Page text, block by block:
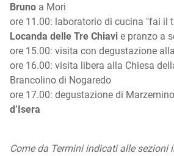
Bruno a Mori
ore 11.00: laboratorio di cucina "fai il
Locanda delle Tre Chiavi e pranzo a
ore 15.00: visita con degustazione alla
ore 16.00: visita libera alla Chiesa
Brancolino di Nogaredo
ore 17.00: degustazione di
d’Isera
Come da Termini indicati alle sezioni